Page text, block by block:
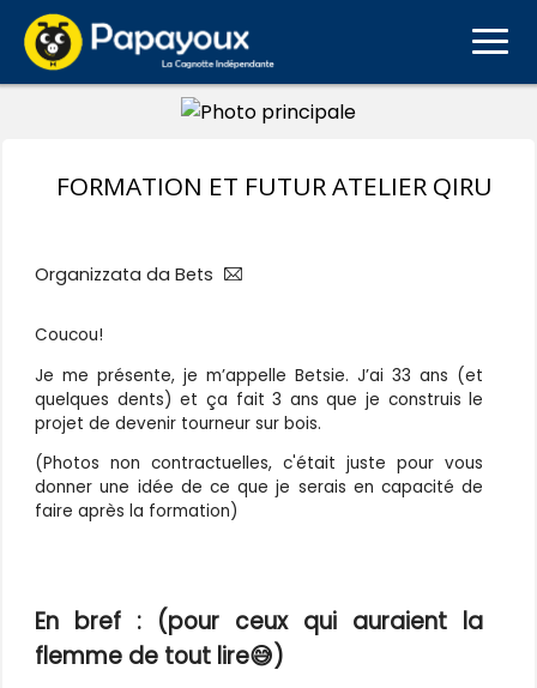
FORMATION ET FUTUR ATELIER QIRU
Organizzata da Bets
Coucou!
Je me présente, je m’appelle Betsie. J’ai 33 ans (et
quelques dents) et ça fait 3 ans que je construis le
projet de devenir tourneur sur bois.
(Photos non contractuelles, c'était juste pour vous
donner une idée de ce que je serais en capacité de
faire après la formation)
En bref : (pour ceux qui auraient la
flemme de tout lire😅)